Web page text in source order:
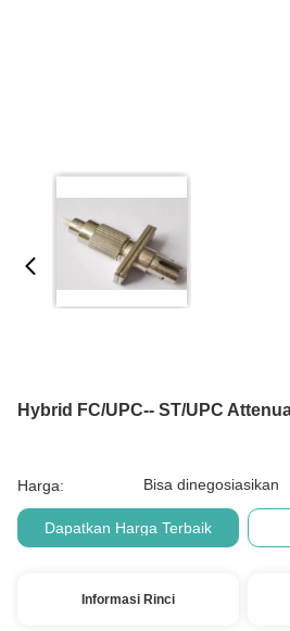
Hybrid FC/UPC-- ST/UPC
Harga: Bisa dinegosiasikan
Dapatkan Harga Terbaik
Informasi Rinci